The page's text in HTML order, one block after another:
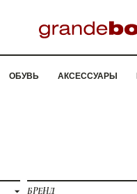
ОБУВЬ АКСЕССУАРЫ
БРЕНД